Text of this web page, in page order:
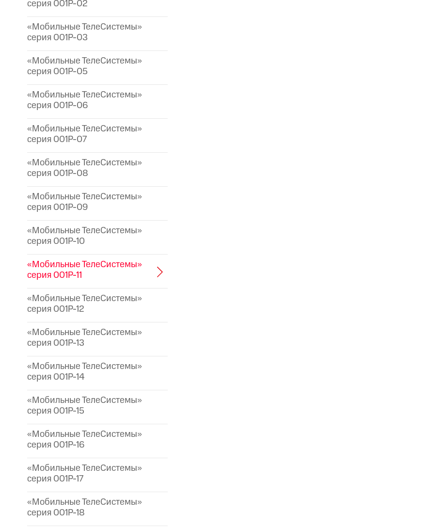
серия 001P-02
«Мобильные ТелеСистемы»
серия 001P-03
«Мобильные ТелеСистемы»
серия 001P-05
«Мобильные ТелеСистемы»
серия 001P-06
«Мобильные ТелеСистемы»
серия 001P-07
«Мобильные ТелеСистемы»
серия 001P-08
«Мобильные ТелеСистемы»
серия 001P-09
«Мобильные ТелеСистемы»
серия 001P-10
«Мобильные ТелеСистемы»
серия 001P-11
«Мобильные ТелеСистемы»
серия 001P-12
«Мобильные ТелеСистемы»
серия 001P-13
«Мобильные ТелеСистемы»
серия 001P-14
«Мобильные ТелеСистемы»
серия 001P-15
«Мобильные ТелеСистемы»
серия 001P-16
«Мобильные ТелеСистемы»
серия 001P-17
«Мобильные ТелеСистемы»
серия 001P-18